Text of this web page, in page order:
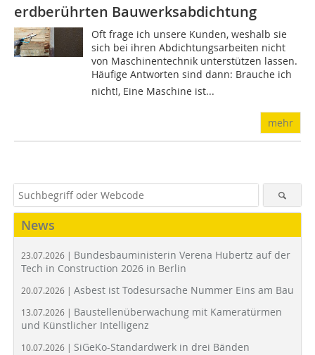
erdberührten Bauwerksabdichtung
Oft frage ich unsere Kunden, weshalb sie
sich bei ihren Abdichtungsarbeiten nicht
von Maschinentechnik unterstützen lassen.
Häufige Antworten sind dann: Brauche ich
nicht!, Eine Maschine ist...
mehr
News
23.07.2026 | Bundesbauministerin Verena Hubertz auf der
Tech in Construction 2026 in Berlin
20.07.2026 | Asbest ist Todesursache Nummer Eins am Bau
13.07.2026 | Baustellenüberwachung mit Kameratürmen
und Künstlicher Intelligenz
10.07.2026 | SiGeKo-Standardwerk in drei Bänden